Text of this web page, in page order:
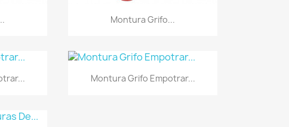
Vista rápida
Montura Grifo...
Vista rápida
Montura Grifo Empotrar...